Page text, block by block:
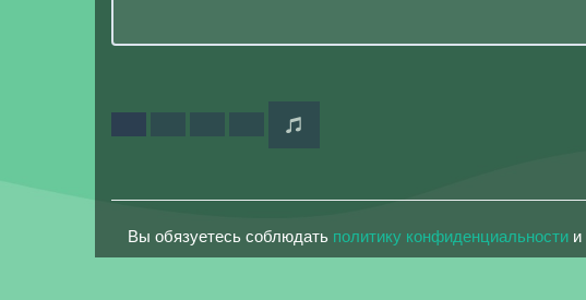
Вы обязуетесь соблюдать политику конфиденциальности и